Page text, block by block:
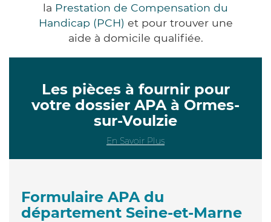
la Prestation de Compensation du
Handicap (PCH) et pour trouver une
aide à domicile qualifiée.
Les pièces à fournir pour
votre dossier APA à Ormes-
sur-Voulzie
En Savoir Plus
Formulaire APA du
département Seine-et-Marne